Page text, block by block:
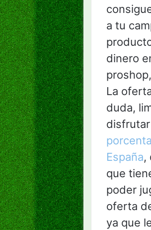
a tu
dinero
La
duda,
España,
que
poder
oferta
ya que